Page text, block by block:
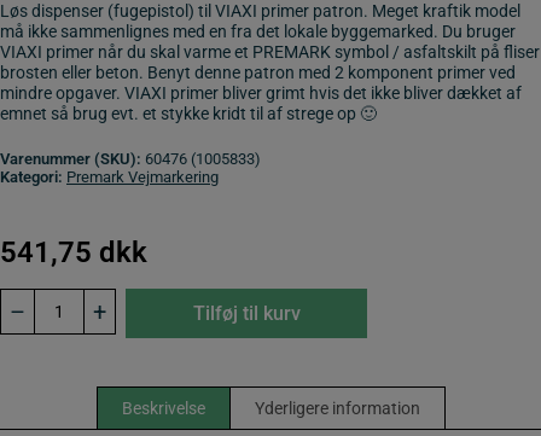
Løs dispenser (fugepistol) til VIAXI primer patron. Meget kraftik model
må ikke sammenlignes med en fra det lokale byggemarked. Du bruger
VIAXI primer når du skal varme et PREMARK symbol / asfaltskilt på fliser
brosten eller beton. Benyt denne patron med 2 komponent primer ved
mindre opgaver. VIAXI primer bliver grimt hvis det ikke bliver dækket af
emnet så brug evt. et stykke kridt til af strege op 🙂
Varenummer (SKU): 60476 (1005833)
Kategori: Premark Vejmarkering
541,75 dkk
–
VIAXI
primer
+ Tilføj til kurv
Beskrivelse Yderligere information